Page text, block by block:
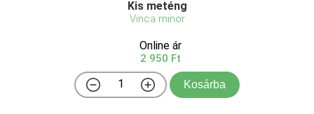
Kis meténg
Vinca minor
Online ár
2 950 Ft
Kosárba